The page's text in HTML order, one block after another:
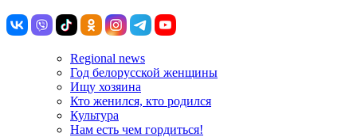
Regional news
Год белорусской женщины
Ищу хозяина
Кто женился, кто родился
Культура
Нам есть чем гордиться!